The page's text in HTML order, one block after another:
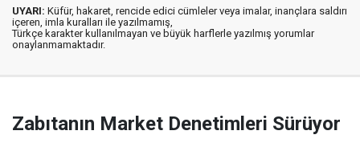
UYARI: Küfür, hakaret, rencide edici cümleler veya imalar, inançlara saldırı
içeren, imla kuralları ile yazılmamış,
Türkçe karakter kullanılmayan ve büyük harflerle yazılmış yorumlar
onaylanmamaktadır.
Zabıtanın Market Denetimleri Sürüyor